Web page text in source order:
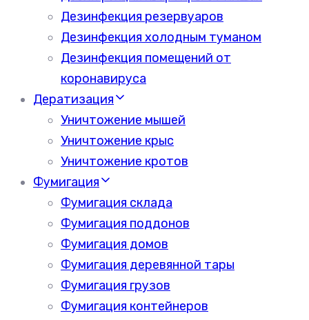
Дезинфекция резервуаров
Дезинфекция холодным туманом
Дезинфекция помещений от
коронавируса
Дератизация
Уничтожение мышей
Уничтожение крыс
Уничтожение кротов
Фумигация
Фумигация склада
Фумигация поддонов
Фумигация домов
Фумигация деревянной тары
Фумигация грузов
Фумигация контейнеров